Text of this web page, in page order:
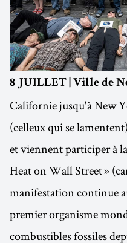
8 JUILLET | Ville de
Californie jusqu'à New
(celleux qui se
et viennent participer à
Heat on Wall Street »
manifestation continue
premier organisme
combustibles fossiles